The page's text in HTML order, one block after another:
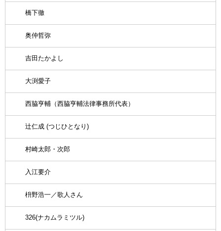
橋下徹
奥仲哲弥
吉田たかよし
大渕愛子
西脇亨輔（西脇亨輔法律事務所代表）
辻仁成 (つじひとなり)
村崎太郎・次郎
入江要介
枡野浩一／歌人さん
326(ナカムラミツル)